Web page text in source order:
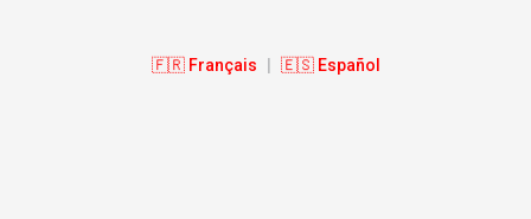
🇫🇷 Français 🇪🇸 Español